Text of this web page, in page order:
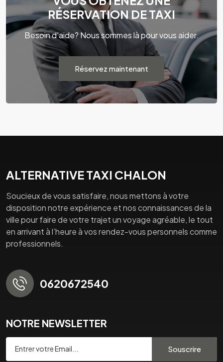
RÉSERVATION DE TAXI
Besoin d'aide? Nous sommes là pour vous aider.
Réservez maintenant
ALTERNATIVE TAXI CHALON
Soucieux de vous satisfaire, nous mettons à votre
disposition notre expérience et nos connaissances de la
ville pour faire de votre trajet un voyage agréable, le tout
en arrivant à l’heure à vos rendez-vous personnels comme
professionnels.
0620672540
NOTRE NEWSLETTER
Souscrire